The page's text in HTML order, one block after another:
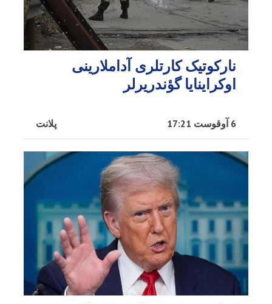
نارکوتیک کارتلری آداملارینی
اوکراینایا گؤندریرلر
پلانت 6 آوقوست 17:21